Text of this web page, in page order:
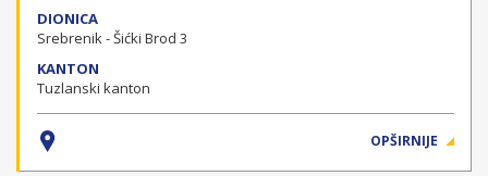
DIONICA
Srebrenik - Šićki Brod 3
KANTON
Tuzlanski kanton
OPŠIRNIJE